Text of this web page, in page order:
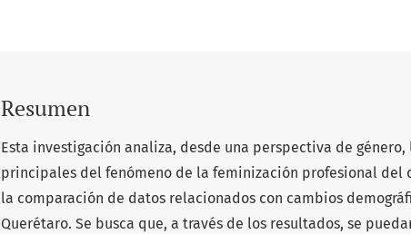
Resumen
Esta investigación analiza, desde una perspectiva de
principales del fenómeno de la feminización profesional del
la comparación de datos relacionados con cambios
Querétaro. Se busca que, a través de los resultados, se